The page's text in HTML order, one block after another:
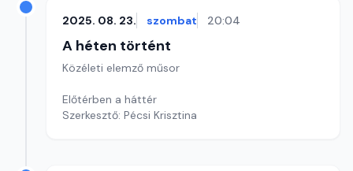
2025. 08. 23. szombat 20:04
A héten történt
Közéleti elemző műsor
Előtérben a háttér
Szerkesztő: Pécsi Krisztina